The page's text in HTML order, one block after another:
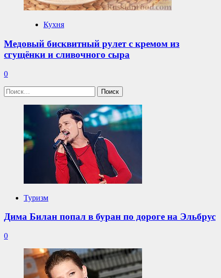
Кухня
Медовый бисквитный рулет с кремом из
сгущёнки и сливочного сыра
0
Найти:
Туризм
Дима Билан попал в буран по дороге на Эльбрус
0